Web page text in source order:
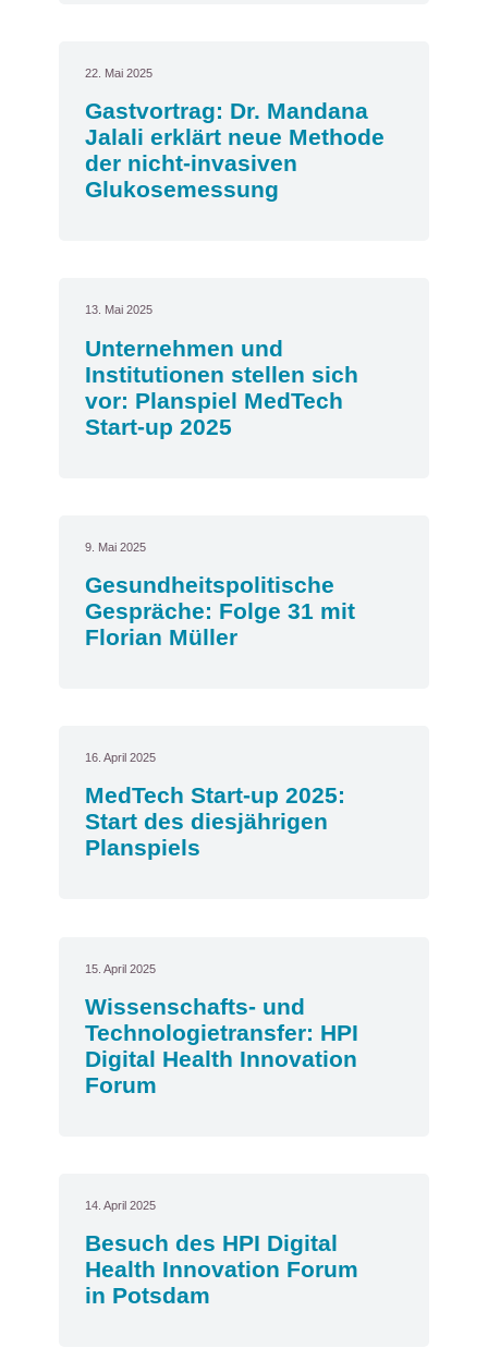
22. Mai 2025
Gastvortrag: Dr. Mandana
Jalali erklärt neue Methode
der nicht-invasiven
Glukosemessung
13. Mai 2025
Unternehmen und
Institutionen stellen sich
vor: Planspiel MedTech
Start-up 2025
9. Mai 2025
Gesundheitspolitische
Gespräche: Folge 31 mit
Florian Müller
16. April 2025
MedTech Start-up 2025:
Start des diesjährigen
Planspiels
15. April 2025
Wissenschafts- und
Technologietransfer: HPI
Digital Health Innovation
Forum
14. April 2025
Besuch des HPI Digital
Health Innovation Forum
in Potsdam